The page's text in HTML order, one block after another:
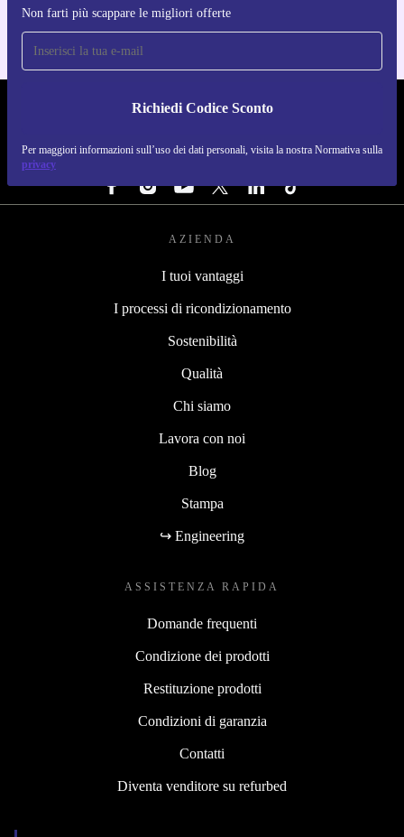
Non farti più scappare le migliori offerte
Richiedi Codice Sconto
Per maggiori informazioni sull’uso dei dati personali, visita la nostra Normativa sulla
privacy
REFURBED ITALIA - RETHINK NEW.
SEGUICI SU
AZIENDA
I tuoi vantaggi
I processi di ricondizionamento
Sostenibilità
Qualità
Chi siamo
Lavora con noi
Blog
Stampa
↪ Engineering
ASSISTENZA RAPIDA
Domande frequenti
Condizione dei prodotti
Restituzione prodotti
Condizioni di garanzia
Contatti
Diventa venditore su refurbed